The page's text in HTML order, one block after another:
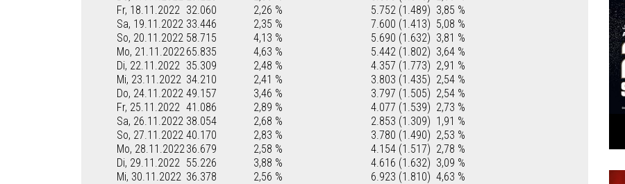
Fr, 18.11.2022 32.060 2,26 % 5.752 (1.489) 3,85 %
Sa, 19.11.2022 33.446 2,35 % 7.600 (1.413) 5,08 %
So, 20.11.2022 58.715 4,13 % 5.690 (1.632) 3,81 %
Mo, 21.11.202265.835 4,63 % 5.442 (1.802) 3,64 %
Di, 22.11.2022 35.309 2,48 % 4.357 (1.773) 2,91 %
Mi, 23.11.2022 34.210 2,41 % 3.803 (1.435) 2,54 %
Do, 24.11.2022 49.157 3,46 % 3.797 (1.505) 2,54 %
Fr, 25.11.2022 41.086 2,89 % 4.077 (1.539) 2,73 %
Sa, 26.11.2022 38.054 2,68 % 2.853 (1.309) 1,91 %
So, 27.11.2022 40.170 2,83 % 3.780 (1.490) 2,53 %
Mo, 28.11.202236.679 2,58 % 4.154 (1.517) 2,78 %
Di, 29.11.2022 55.226 3,88 % 4.616 (1.632) 3,09 %
Mi, 30.11.2022 36.378 2,56 % 6.923 (1.810) 4,63 %